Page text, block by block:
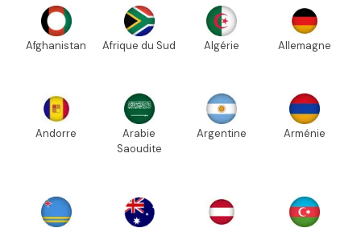
Afghanistan Afrique du Sud Algérie Allemagne
Andorre
Arabie
Saoudite
Argentine Arménie